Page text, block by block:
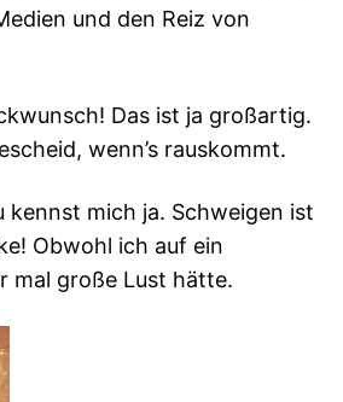
und den Reiz von
Das ist ja großartig.
wenn’s rauskommt.
kennst mich ja. Schweigen ist
Obwohl ich auf ein
mal große Lust hätte.